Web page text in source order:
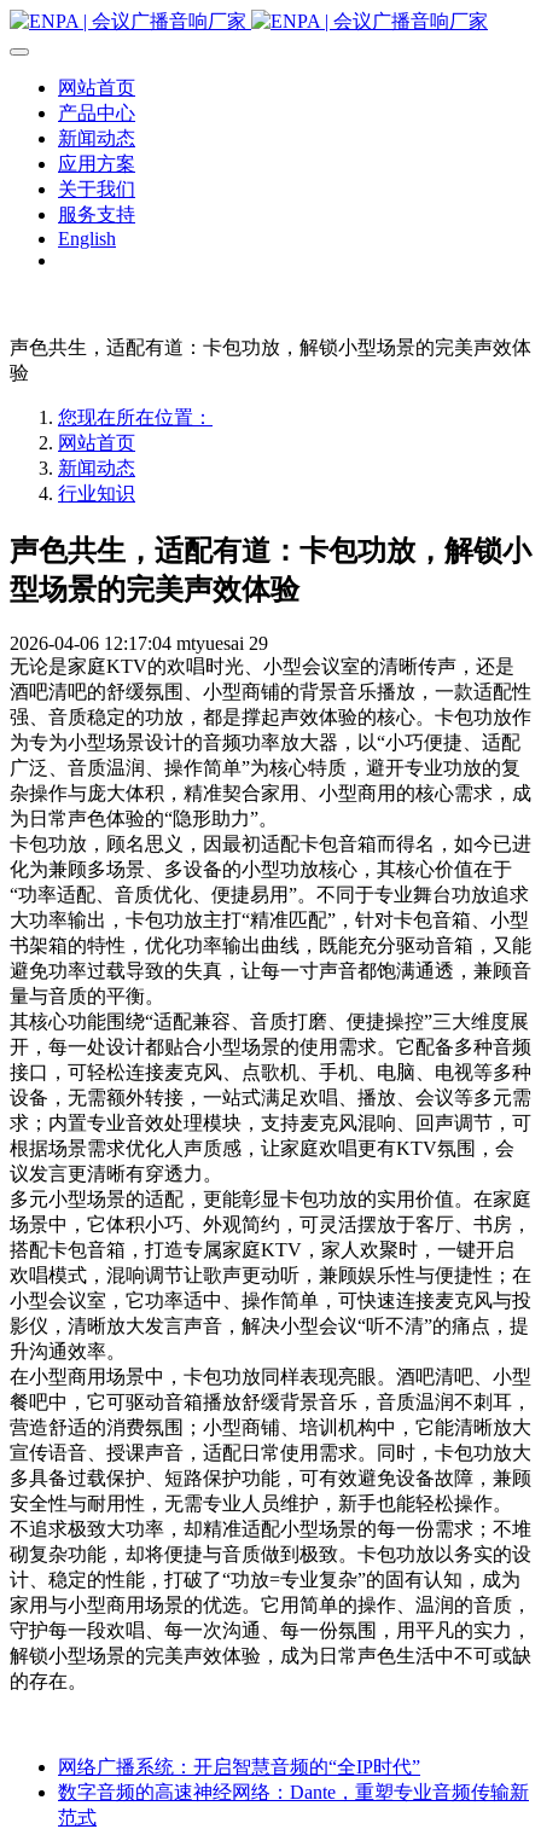
网站首页
产品中心
新闻动态
应用方案
关于我们
服务支持
English
声色共生，适配有道：卡包功放，解锁小型场景的完美声效体
验
您现在所在位置：
网站首页
新闻动态
行业知识
声色共生，适配有道：卡包功放，解锁小
型场景的完美声效体验
2026-04-06 12:17:04 mtyuesai 29
无论是家庭KTV的欢唱时光、小型会议室的清晰传声，还是
酒吧清吧的舒缓氛围、小型商铺的背景音乐播放，一款适配性
强、音质稳定的功放，都是撑起声效体验的核心。卡包功放作
为专为小型场景设计的音频功率放大器，以“小巧便捷、适配
广泛、音质温润、操作简单”为核心特质，避开专业功放的复
杂操作与庞大体积，精准契合家用、小型商用的核心需求，成
为日常声色体验的“隐形助力”。
卡包功放，顾名思义，因最初适配卡包音箱而得名，如今已进
化为兼顾多场景、多设备的小型功放核心，其核心价值在于
“功率适配、音质优化、便捷易用”。不同于专业舞台功放追求
大功率输出，卡包功放主打“精准匹配”，针对卡包音箱、小型
书架箱的特性，优化功率输出曲线，既能充分驱动音箱，又能
避免功率过载导致的失真，让每一寸声音都饱满通透，兼顾音
量与音质的平衡。
其核心功能围绕“适配兼容、音质打磨、便捷操控”三大维度展
开，每一处设计都贴合小型场景的使用需求。它配备多种音频
接口，可轻松连接麦克风、点歌机、手机、电脑、电视等多种
设备，无需额外转接，一站式满足欢唱、播放、会议等多元需
求；内置专业音效处理模块，支持麦克风混响、回声调节，可
根据场景需求优化人声质感，让家庭欢唱更有KTV氛围，会
议发言更清晰有穿透力。
多元小型场景的适配，更能彰显卡包功放的实用价值。在家庭
场景中，它体积小巧、外观简约，可灵活摆放于客厅、书房，
搭配卡包音箱，打造专属家庭KTV，家人欢聚时，一键开启
欢唱模式，混响调节让歌声更动听，兼顾娱乐性与便捷性；在
小型会议室，它功率适中、操作简单，可快速连接麦克风与投
影仪，清晰放大发言声音，解决小型会议“听不清”的痛点，提
升沟通效率。
在小型商用场景中，卡包功放同样表现亮眼。酒吧清吧、小型
餐吧中，它可驱动音箱播放舒缓背景音乐，音质温润不刺耳，
营造舒适的消费氛围；小型商铺、培训机构中，它能清晰放大
宣传语音、授课声音，适配日常使用需求。同时，卡包功放大
多具备过载保护、短路保护功能，可有效避免设备故障，兼顾
安全性与耐用性，无需专业人员维护，新手也能轻松操作。
不追求极致大功率，却精准适配小型场景的每一份需求；不堆
砌复杂功能，却将便捷与音质做到极致。卡包功放以务实的设
计、稳定的性能，打破了“功放=专业复杂”的固有认知，成为
家用与小型商用场景的优选。它用简单的操作、温润的音质，
守护每一段欢唱、每一次沟通、每一份氛围，用平凡的实力，
解锁小型场景的完美声效体验，成为日常声色生活中不可或缺
的存在。
网络广播系统：开启智慧音频的“全IP时代”
数字音频的高速神经网络：Dante，重塑专业音频传输新
范式